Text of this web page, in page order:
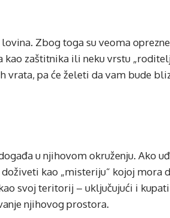
Zbog toga su veoma
zaštitnika ili neku vrstu
vrata, pa će želeti da vam bude
u njihovom okruženju. Ako
kao „misteriju“ kojoj mora
svoj teritorij – uključujući i
njihovog prostora.